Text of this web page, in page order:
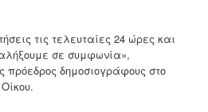
τις τελευταίες 24 ώρες και
σε συμφωνία»,
πρόεδρος δημοσιογράφους στο